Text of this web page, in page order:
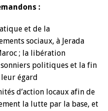
:
et de la
sociaux, à Jerada
; la libération
politiques et la fin
égard
d’action locaux afin de
la lutte par la base, et